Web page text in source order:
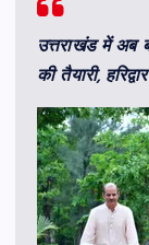
उत्तराखंड में अब
की तैयारी,